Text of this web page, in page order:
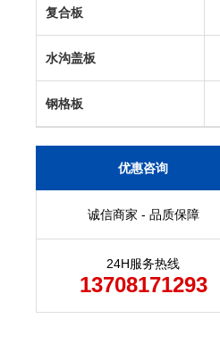
复合板
水沟盖板
钢格板
优惠咨询
诚信商家 - 品质保障
24H服务热线
13708171293